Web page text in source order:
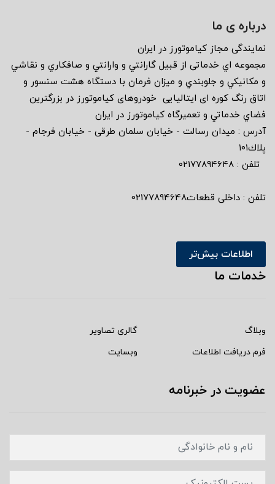
درباره ی ما
نمايندگى مجاز كياموتورز در ايران
مجموعه اي خدماتى از قبيل گارانتي و وارانتي و صافكاري و نقاشي
و مكانيكي و جلوبندي و ميزان فرمان با دستگاه هشت سنسور و
اتاق رنگ كوره اى ايتاليايى خودروهاى كياموتورز در بزرگترين
فضاي خدماتي و تعميرگاه كياموتورز در ايران
آدرس : ميدان رسالت - خيابان سلمان طرقى - خيابان فرجام -
پلاك١٠١
تلفن : ٠٢١٧٧٨٩٤٦٤٨
تلفن : داخلی قطعات02177894648
اطلاعات بیش‌تر
خدمات ما
وبلاگ
گالری تصاویر
فرم دریافت اطلاعات
وبسایت
عضویت در خبرنامه